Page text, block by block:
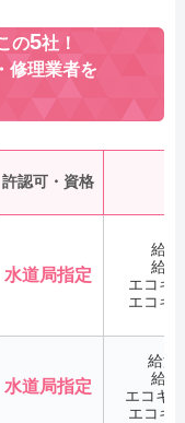
の5社！
修理業者を
許認可・資格
水道局指定
給
給
エコキ
エコキ
水道局指定
給湯
給
エコキ
エコキ